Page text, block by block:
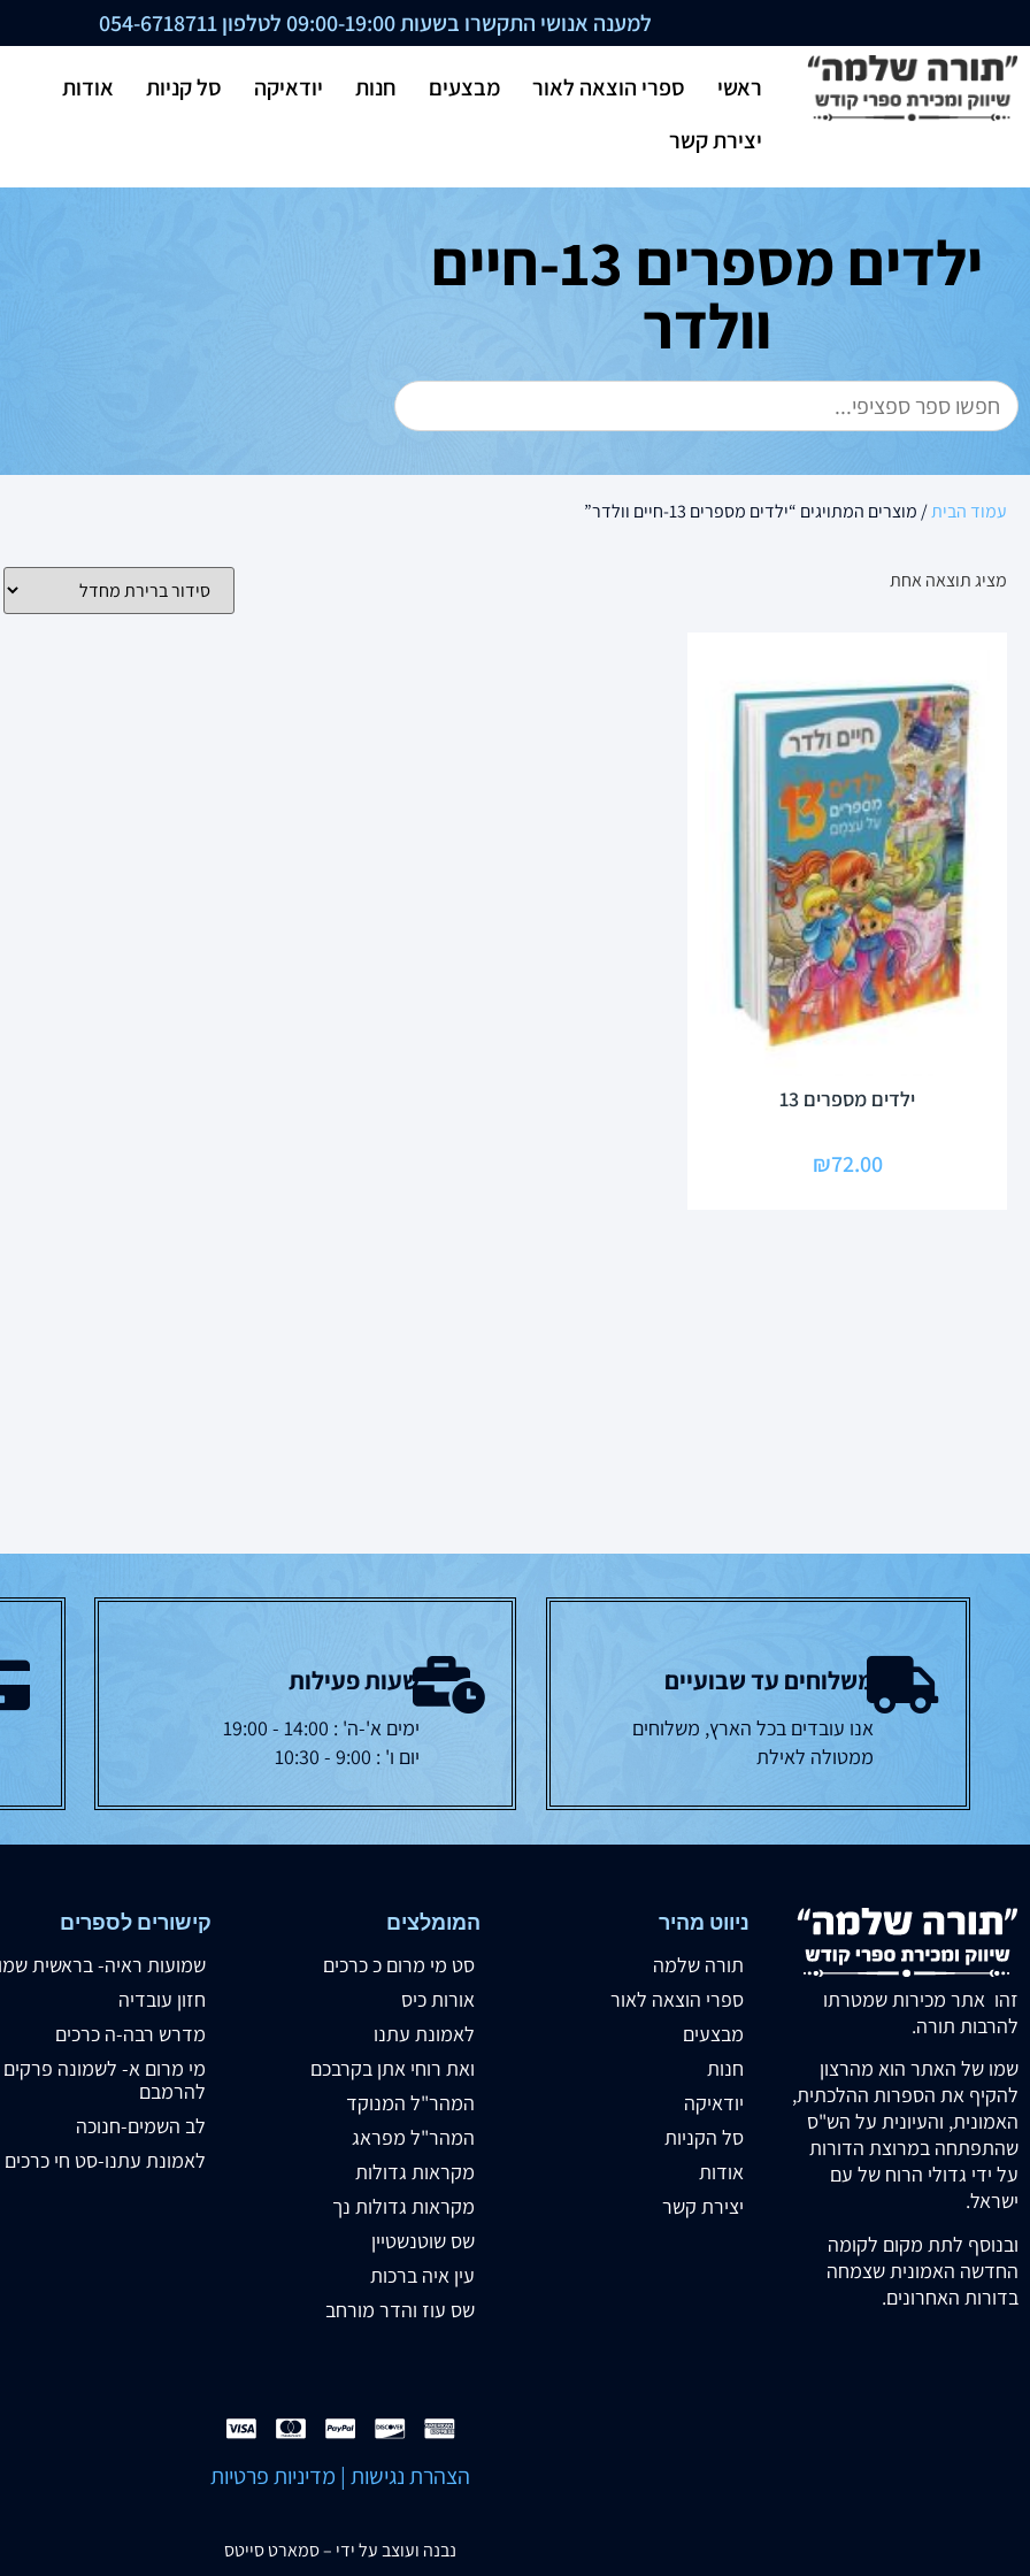
למענה אנושי התקשרו בשעות 09:00-19:00 לטלפון 054-6718711
ראשי ספרי הוצאה לאור מבצעים חנות יודאיקה סל קניות
אודות
יצירת קשר
ילדים מספרים 13-חיים
וולדר
עמוד הבית/ מוצרים המתויגים “ילדים מספרים 13-חיים וולדר”
מציג תוצאה אחת
ילדים מספרים 13
₪72.00
משלוחים עד שבועיים
אנו עובדים בכל הארץ, משלוחים
ממטולה לאילת
שעות פעילות
ימים א'-ה' : 14:00 - 19:00
יום ו' : 9:00 - 10:30
זהו אתר מכירות שמטרתו
להרבות תורה.
שמו של האתר הוא מהרצון
להקיף את הספרות ההלכתית,
האמונית, והעיונית על הש"ס
שהתפתחה במרוצת הדורות
על ידי גדולי הרוח של עם
ישראל.
ובנוסף לתת מקום לקומה
החדשה האמונית שצמחה
בדורות האחרונים.
ניווט מהיר
תורה שלמה
ספרי הוצאה לאור
מבצעים
חנות
יודאיקה
סל הקניות
אודות
יצירת קשר
המומלצים
סט מי מרום כ כרכים
אורות כיס
לאמונת עתנו
ואת רוחי אתן בקרבכם
המהר"ל המנוקד
המהר"ל מפראג
מקראות גדולות
מקראות גדולות נך
שס שוטנשטיין
עין איה ברכות
שס עוז והדר מורחב
קישורים לספרים
שמועות ראיה- בראשית
חזון עובדיה
מדרש רבה-ה כרכים
מי מרום א- לשמונה פרקים
להרמבם
לב השמים-חנוכה
לאמונת עתנו-סט חי כרכים
הצהרת נגישות | מדיניות פרטיות
נבנה ועוצב על ידי –סמארט סייטס